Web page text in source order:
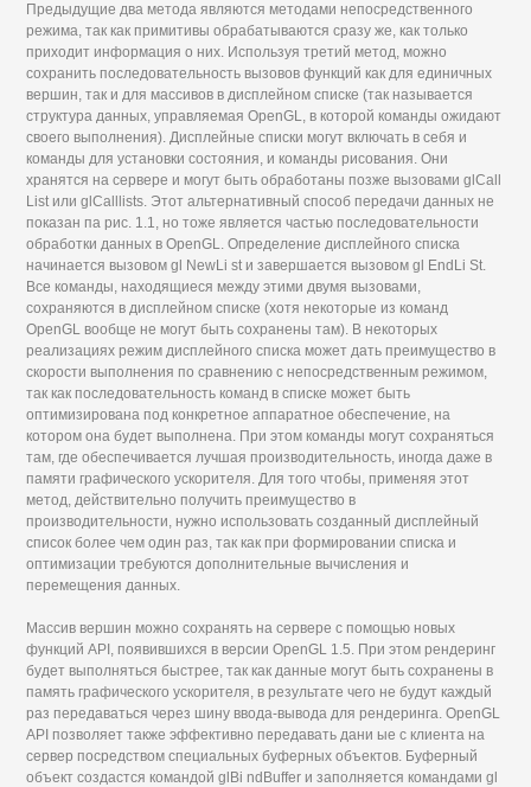
Предыдущие два метода являются методами непосредственного
режима, так как примитивы обрабатываются сразу же, как только
приходит информация о них. Используя третий метод, можно
сохранить последовательность вызовов функций как для единичных
вершин, так и для массивов в дисплейном списке (так называется
структура данных, управляемая OpenGL, в которой команды ожидают
своего выполнения). Дисплейные списки могут включать в себя и
команды для установки состояния, и команды рисования. Они
хранятся на сервере и могут быть обработаны позже вызовами glСаll
List или glCalllists. Этот альтернативный способ передачи данных не
показан па рис. 1.1, но тоже является частью последовательности
обработки данных в OpenGL. Определение дисплейного списка
начинается вызовом gl NewLi st и завершается вызовом gl EndLi St.
Все команды, находящиеся между этими двумя вызовами,
сохраняются в дисплейном списке (хотя некоторые из команд
OpenGL вообще не могут быть сохранены там). В некоторых
реализациях режим дисплейного списка может дать преимущество в
скорости выполнения по сравнению с непосредственным режимом,
так как последовательность команд в списке может быть
оптимизирована под конкретное аппаратное обеспечение, на
котором она будет выполнена. При этом команды могут сохраняться
там, где обеспечивается лучшая производительность, иногда даже в
памяти графического ускорителя. Для того чтобы, применяя этот
метод, действительно получить преимущество в
производительности, нужно использовать созданный дисплейный
список более чем один раз, так как при формировании списка и
оптимизации требуются дополнительные вычисления и
перемещения данных.
Массив вершин можно сохранять на сервере с помощью новых
функций API, появившихся в версии OpenGL 1.5. При этом рендеринг
будет выполняться быстрее, так как данные могут быть сохранены в
память графического ускорителя, в результате чего не будут каждый
раз передаваться через шину ввода-вывода для рендеринга. OpenGL
API позволяет также эффективно передавать дани ые с клиента на
сервер посредством специальных буферных объектов. Буферный
объект создастся командой glBi ndBuffer и заполняется командами gl